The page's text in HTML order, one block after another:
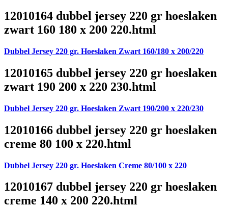
12010164 dubbel jersey 220 gr hoeslaken
zwart 160 180 x 200 220.html
Dubbel Jersey 220 gr. Hoeslaken Zwart 160/180 x 200/220
12010165 dubbel jersey 220 gr hoeslaken
zwart 190 200 x 220 230.html
Dubbel Jersey 220 gr. Hoeslaken Zwart 190/200 x 220/230
12010166 dubbel jersey 220 gr hoeslaken
creme 80 100 x 220.html
Dubbel Jersey 220 gr. Hoeslaken Creme 80/100 x 220
12010167 dubbel jersey 220 gr hoeslaken
creme 140 x 200 220.html